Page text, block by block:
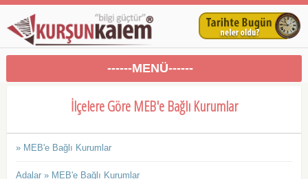
------MENÜ------
İlçelere Göre MEB'e Bağlı Kurumlar
» MEB'e Bağlı Kurumlar
Adalar » MEB'e Bağlı Kurumlar